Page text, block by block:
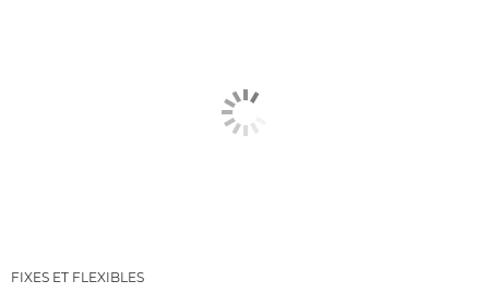
FIXES ET FLEXIBLES